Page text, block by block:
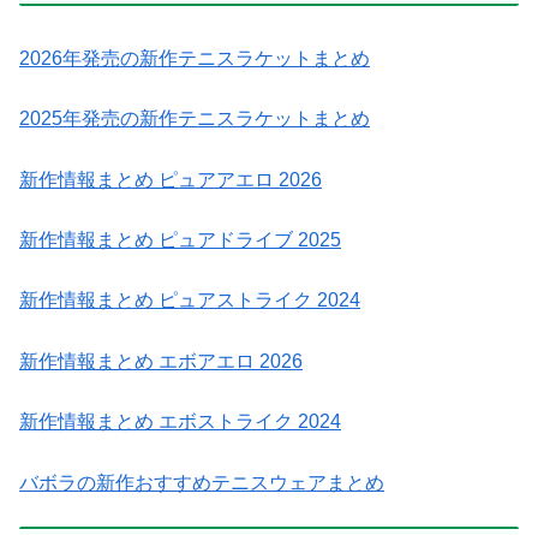
2026年発売の新作テニスラケットまとめ
2025年発売の新作テニスラケットまとめ
新作情報まとめ ピュアアエロ 2026
新作情報まとめ ピュアドライブ 2025
新作情報まとめ ピュアストライク 2024
新作情報まとめ エボアエロ 2026
新作情報まとめ エボストライク 2024
バボラの新作おすすめテニスウェアまとめ